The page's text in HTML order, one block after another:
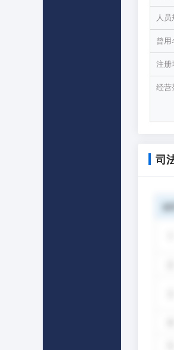
人员
曾用
注册
经营
司